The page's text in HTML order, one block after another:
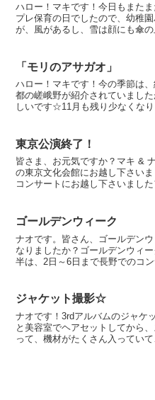
ハロー！マキです！今日もまた
プレ保育の日でしたので、幼稚
が、風があるし、雪は顔にも傘
「モリのアサガオ」
ハロー！マキです！今の季節は
都の嵯峨野が紹介されていまし
しいです☆11月も残り少なくな
東京公演終了！
皆さま、お元気ですか？マキ &
の東京文化会館にお越し下さい
コンサートにお越し下さいまし
ゴールデンウィーク
ナオです。皆さん、ゴールデン
なりましたか？ゴールデンウィ
半は、2日～6日まで長野でのコ
ジャケット撮影☆
ナオです！3rdアルバムのジャケ
と美容室でヘアセットしてから
って、機材がたくさん入ってい